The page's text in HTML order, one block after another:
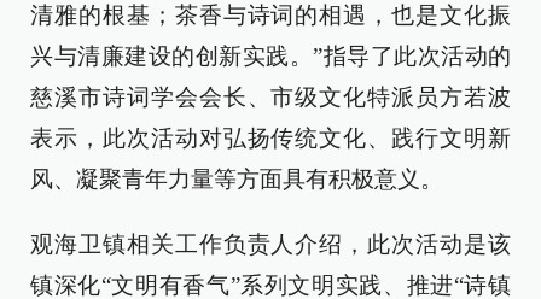
清雅的根基；茶香与诗词的相遇，也是文化振
兴与清廉建设的创新实践。”指导了此次活动的
慈溪市诗词学会会长、市级文化特派员方若波
表示，此次活动对弘扬传统文化、践行文明新
风、凝聚青年力量等方面具有积极意义。
观海卫镇相关工作负责人介绍，此次活动是该
镇深化“文明有香气”系列文明实践、推进“诗镇